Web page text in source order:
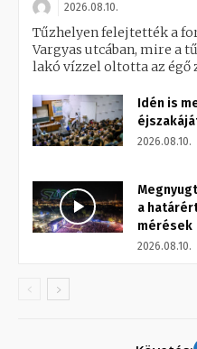
2026.08.10.
Tűzhelyen felejtették a
Vargyas utcában, mire a
lakó vízzel oltotta az égő
Idén is
2026.08.10.
a
mérések
2026.08.10.